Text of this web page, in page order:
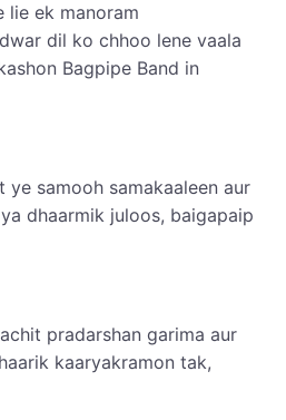
lie ek manoram
dil ko chhoo lene vaala
Bagpipe Band in
samooh samakaaleen aur
dhaarmik juloos, baigapaip
pradarshan garima aur
kaaryakramon tak,